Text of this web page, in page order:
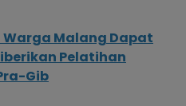
Warga Malang Dapat
Pelatihan
Gib